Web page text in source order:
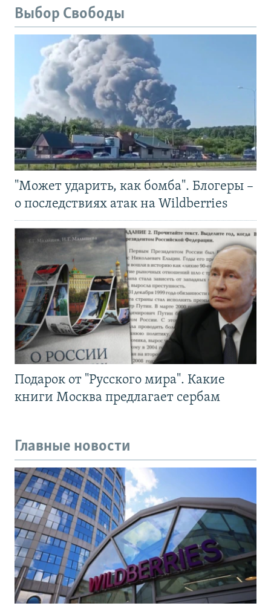
Выбор Свободы
"Может ударить, как бомба". Блогеры –
о последствиях атак на Wildberries
Подарок от "Русского мира". Какие
книги Москва предлагает сербам
Главные новости